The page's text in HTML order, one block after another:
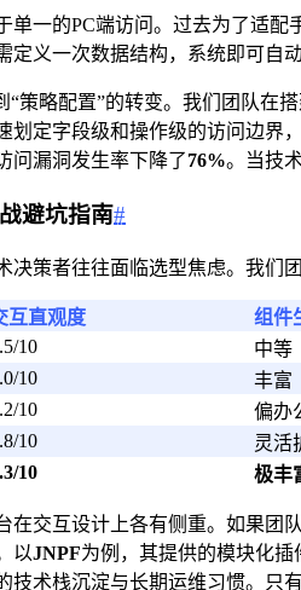
单一的PC端访问。过去为了适
定义一次数据结构，系统即可自
“策略配置”的转变。我们团队
划定字段级和操作级的访问边
问漏洞发生率下降了76%。当技
避坑指南#
决策者往往面临选型焦虑。我们
互直观度 组件
10 中等
10 丰富
10 偏办
10 灵活
10 极丰
交互设计上各有侧重。如果团
以JNPF为例，其提供的模块化
技术栈沉淀与长期运维习惯。只